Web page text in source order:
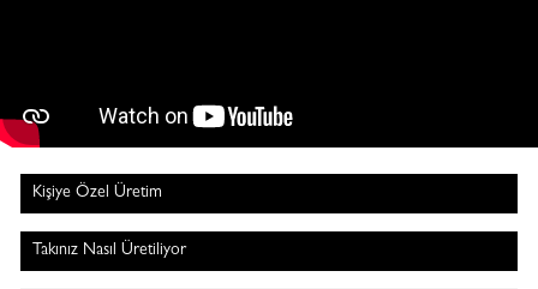
Kişiye Özel Üretim
Takınız Nasıl Üretiliyor